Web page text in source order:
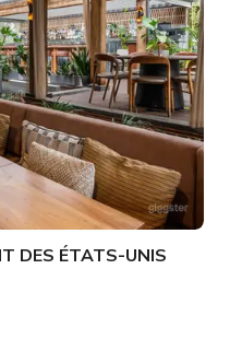
DES ÉTATS-UNIS